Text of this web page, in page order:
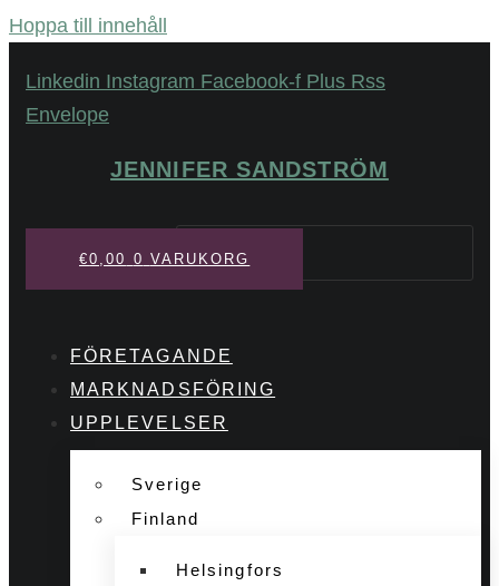
Hoppa till innehåll
Linkedin Instagram Facebook-f Plus Rss
Envelope
JENNIFER SANDSTRÖM
Sök
€0,00 0 VARUKORG
FÖRETAGANDE
MARKNADSFÖRING
UPPLEVELSER
Sverige
Finland
Helsingfors